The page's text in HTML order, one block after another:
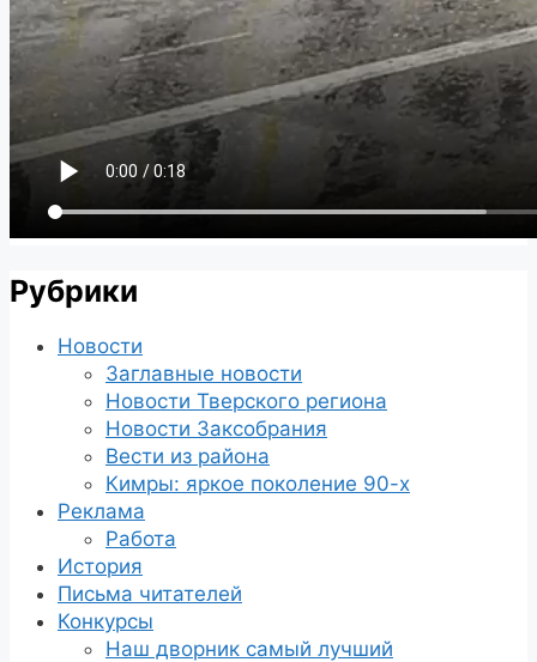
Рубрики
Новости
Заглавные новости
Новости Тверского региона
Новости Заксобрания
Вести из района
Кимры: яркое поколение 90-х
Реклама
Работа
История
Письма читателей
Конкурсы
Наш дворник самый лучший